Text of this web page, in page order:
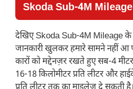
Skoda Sub-4M Mileage
देखिए Skoda Sub-4M Mileage के
जानकारी खुलकर हमारे सामने नहीं आ
कारों को मद्देनज़र रखते हुए सब-4
16-18 किलोमीटर प्रति लीटर और